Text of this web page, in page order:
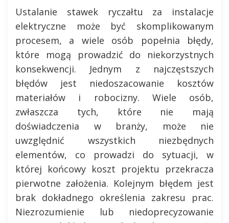
Ustalanie stawek ryczałtu za instalacje
elektryczne może być skomplikowanym
procesem, a wiele osób popełnia błędy,
które mogą prowadzić do niekorzystnych
konsekwencji. Jednym z najczęstszych
błędów jest niedoszacowanie kosztów
materiałów i robocizny. Wiele osób,
zwłaszcza tych, które nie mają
doświadczenia w branży, może nie
uwzględnić wszystkich niezbędnych
elementów, co prowadzi do sytuacji, w
której końcowy koszt projektu przekracza
pierwotne założenia. Kolejnym błędem jest
brak dokładnego określenia zakresu prac.
Niezrozumienie lub niedoprecyzowanie